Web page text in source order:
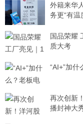
外籍来华
务更“有温
国品荣耀
质大考
“AI+”加
再次创新
播封神大